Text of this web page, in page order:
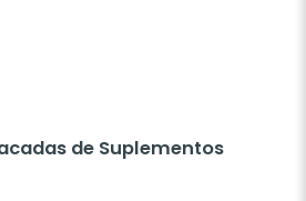
de Suplementos